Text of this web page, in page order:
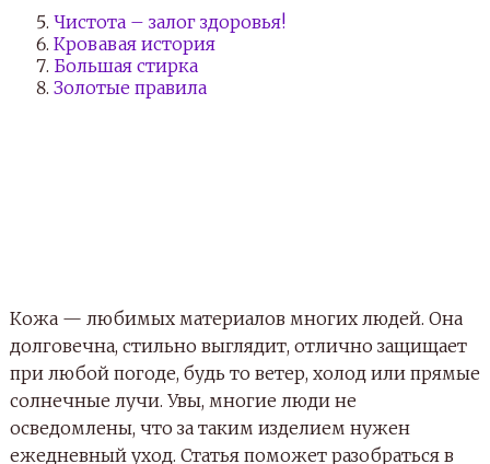
Чистота – залог здоровья!
Кровавая история
Большая стирка
Золотые правила
Кожа — любимых материалов многих людей. Она
долговечна, стильно выглядит, отлично защищает
при любой погоде, будь то ветер, холод или прямые
солнечные лучи. Увы, многие люди не
осведомлены, что за таким изделием нужен
ежедневный уход. Статья поможет разобраться в